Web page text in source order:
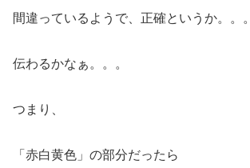
間違っているようで、正確というか。。。
伝わるかなぁ。。。
つまり、
「赤白黄色」の部分だったら